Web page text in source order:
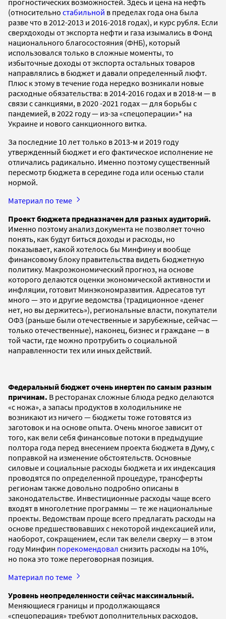
(относительно стабильной в пределах года она была
разве что в 2012-2013 и 2016-2018 годах), и курс рубля. Если
сверхдоходы от экспорта нефти и газа изымались в Фонд
национального благосостояния (ФНБ), который
использовался только в сложные моменты, то
избыточные доходы от экспорта остальных товаров
направлялись в бюджет и давали определенный люфт.
Плюс к этому в течение года нередко возникали новые
расходные обязательства: в 2014-2016 годах и в 2018-м — в
связи с санкциями, в 2020 -2021 годах — для борьбы с
пандемией, в 2022 году — из-за «спецоперации»* на
Украине и нового санкционного витка.
За последние 10 лет только в 2013-м и 2019 году
утвержденный бюджет и его фактическое исполнение не
отличались радикально. Именно поэтому существенный
пересмотр бюджета в середине года или осенью стали
нормой.
Материал по теме
Проект бюджета предназначен для разных аудиторий.
Именно поэтому анализ документа не позволяет точно
понять, как будут биться доходы и расходы, но
показывает, какой хотелось бы Минфину и вообще
финансовому блоку правительства видеть бюджетную
политику. Макроэкономический прогноз, на основе
которого делаются оценки экономической активности и
инфляции, готовит Минэкономразвития. Адресатов тут
много — это и другие ведомства (традиционное «денег
нет, но вы держитесь»), региональные власти, покупатели
ОФЗ (раньше были отечественные и зарубежные, сейчас —
только отечественные), наконец, бизнес и граждане — в
той части, где можно протрубить о социальной
направленности тех или иных действий.
Федеральный бюджет очень инертен по самым разным
причинам. В ресторанах сложные блюда редко делаются
«с ножа», а запасы продуктов в холодильнике не
возникают из ничего — бюджеты тоже готовятся из
заготовок и на основе опыта. Очень многое зависит от
того, как вели себя финансовые потоки в предыдущие
полтора года перед внесением проекта бюджета в Думу, с
поправкой на изменение обстоятельств. Основные
силовые и социальные расходы бюджета и их индексация
проводятся по определенной процедуре, трансферты
регионам также довольно подробно описаны в
законодательстве. Инвестиционные расходы чаще всего
входят в многолетние программы — те же национальные
проекты. Ведомствам проще всего предлагать расходы на
основе предшествовавших с некоторой индексацией или,
наоборот, сокращением, если так велели сверху — в этом
году Минфин порекомендовал снизить расходы на 10%,
но пока это тоже переговорная позиция.
Материал по теме
Уровень неопределенности сейчас максимальный.
Меняющиеся границы и продолжающаяся
«спецоперация» требуют дополнительных расходов,